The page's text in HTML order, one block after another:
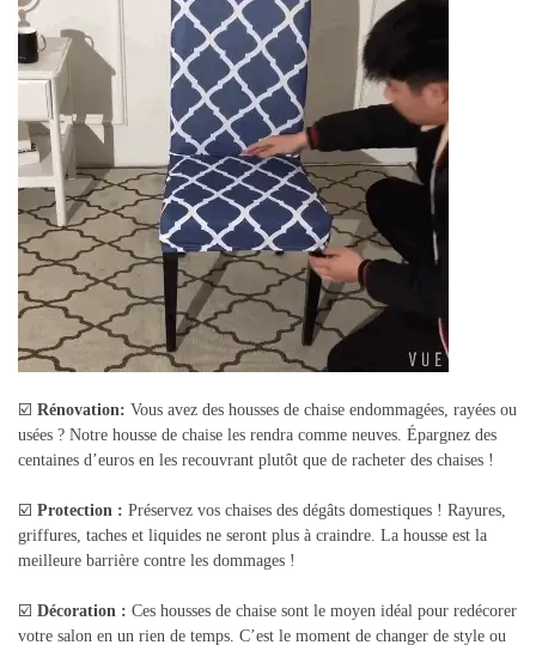
☑️ Rénovation: Vous avez des housses de chaise endommagées, rayées ou
usées ? Notre housse de chaise les rendra comme neuves. Épargnez des
centaines d’euros en les recouvrant plutôt que de racheter des chaises !
☑️ Protection : Préservez vos chaises des dégâts domestiques ! Rayures,
griffures, taches et liquides ne seront plus à craindre. La housse est la
meilleure barrière contre les dommages !
☑️ Décoration : Ces housses de chaise sont le moyen idéal pour redécorer
votre salon en un rien de temps. C’est le moment de changer de style ou